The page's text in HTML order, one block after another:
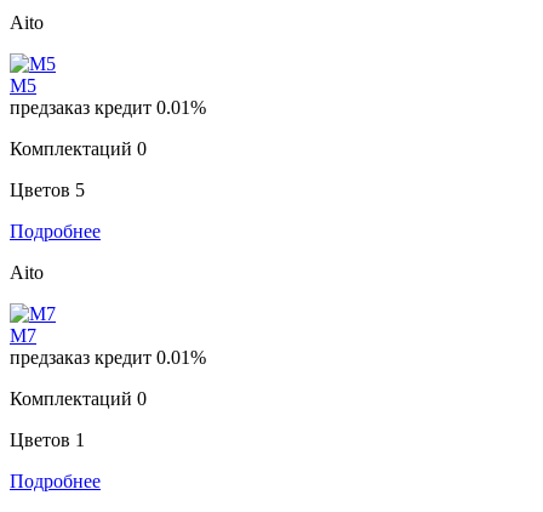
Aito
M5
предзаказ кредит 0.01%
Комплектаций 0
Цветов 5
Подробнее
Aito
M7
предзаказ кредит 0.01%
Комплектаций 0
Цветов 1
Подробнее